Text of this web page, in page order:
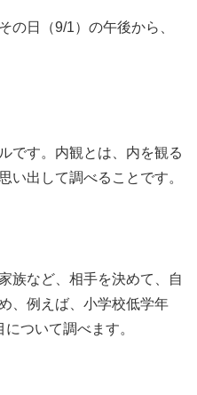
の日（9/1）の午後から、
です。内観とは、内を観る
い出して調べることです。
族など、相手を決めて、自
、例えば、小学校低学年
ついて調べます。